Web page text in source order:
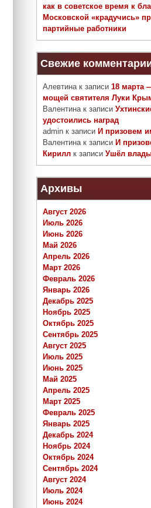
как в советское время к
Московской «крадучись»
партийные работники
Свежие
Алевтинак записи 18 марта
мощей святителя Луки
Валентинак записи
удостоились наград
admin к записи И призовем
Валентинак записи И
Кирилл к записи Ушёл
Архивы
Август 2026
Июль 2026
Июнь 2026
Май 2026
Апрель 2026
Март 2026
Февраль 2026
Январь 2026
Декабрь 2025
Ноябрь 2025
Октябрь 2025
Сентябрь 2025
Август 2025
Июль 2025
Июнь 2025
Май 2025
Апрель 2025
Март 2025
Февраль 2025
Январь 2025
Декабрь 2024
Ноябрь 2024
Октябрь 2024
Сентябрь 2024
Август 2024
Июль 2024
Июнь 2024